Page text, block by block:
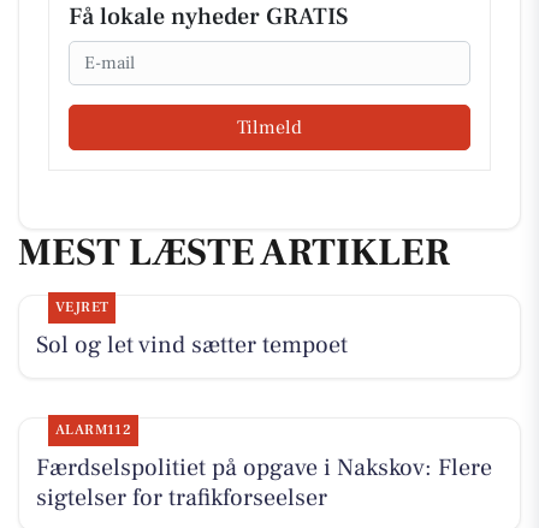
Få lokale nyheder GRATIS
Email
Tilmeld
MEST LÆSTE ARTIKLER
VEJRET
Sol og let vind sætter tempoet
ALARM112
Færdselspolitiet på opgave i Nakskov: Flere
sigtelser for trafikforseelser